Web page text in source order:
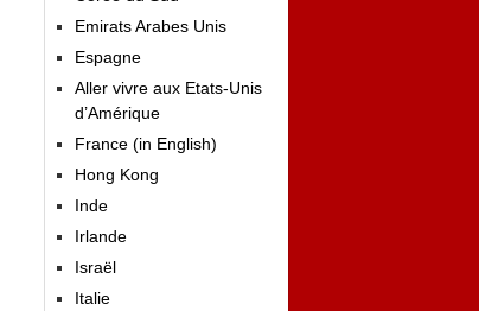
Emirats Arabes Unis
Espagne
Aller vivre aux Etats-Unis
d’Amérique
France (in English)
Hong Kong
Inde
Irlande
Israël
Italie